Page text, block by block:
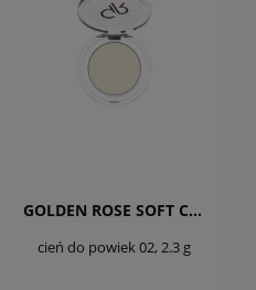
GOLDEN ROSE SOFT COLOR
cień do powiek 02, 2.3 g